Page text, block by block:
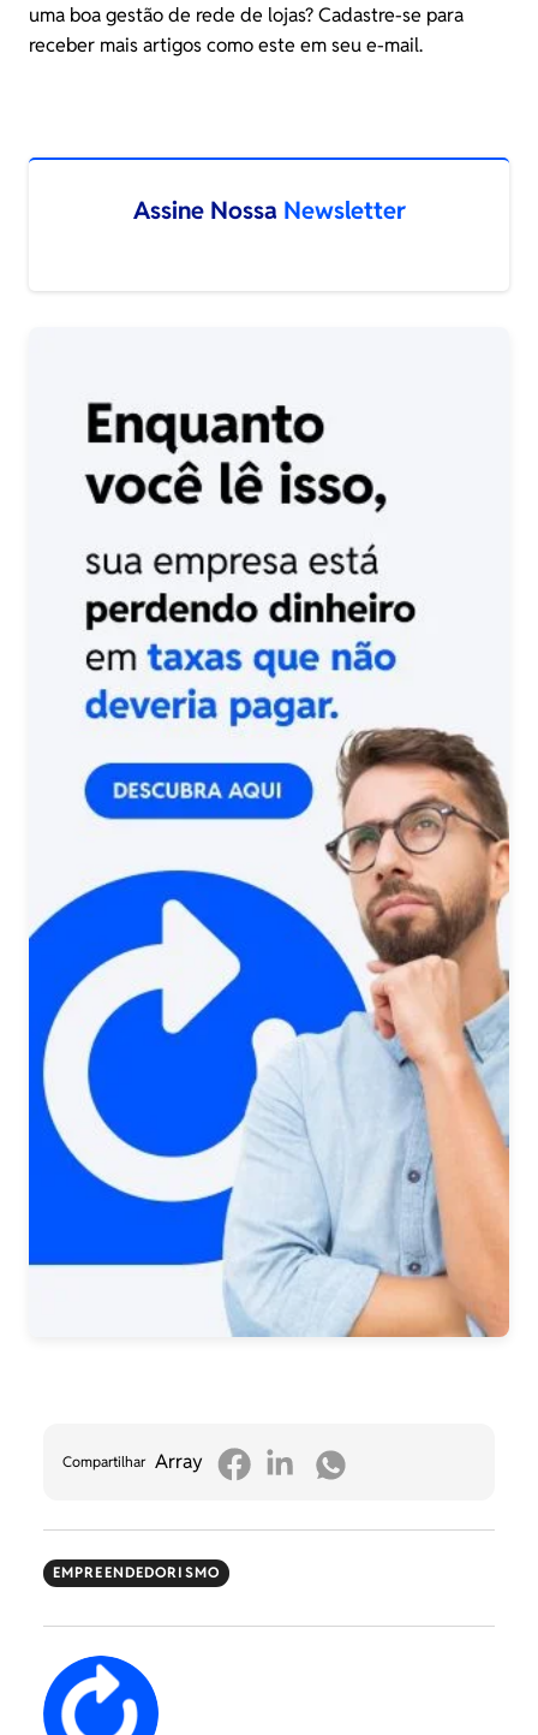
uma boa gestão de rede de lojas? Cadastre-se para
receber mais artigos como este em seu e-mail.
Assine Nossa Newsletter
Compartilhar Array
EMPREENDEDORISMO